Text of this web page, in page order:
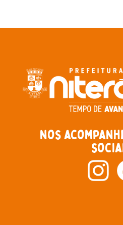
nos